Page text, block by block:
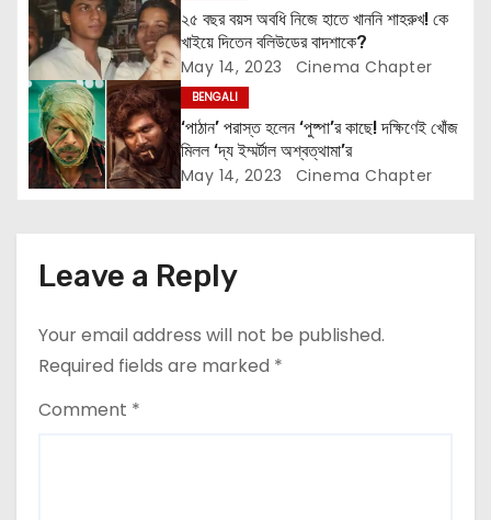
i
o
n
২৫ বছর বয়স অবধি নিজে হাতে খাননি শাহরুখ! কে
খাইয়ে দিতেন বলিউডের বাদশাকে?
May 14, 2023 Cinema Chapter
BENGALI
‘পাঠান’ পরাস্ত হলেন ‘পুষ্পা’র কাছে! দক্ষিণেই খোঁজ
মিলল ‘দ্য ইম্মর্টাল অশ্বত্থামা’র
May 14, 2023 Cinema Chapter
Leave a Reply
Your email address will not be published.
Required fields are marked *
Comment *